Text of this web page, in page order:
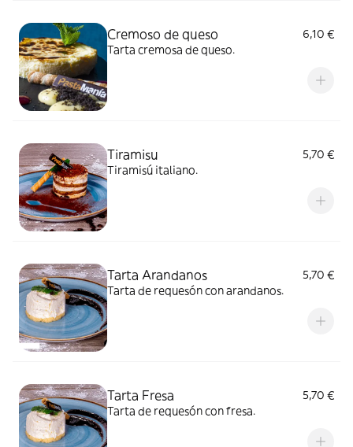
Cremoso de queso
6,10 €
Tarta cremosa de queso.
Tiramisu
5,70 €
Tiramisú italiano.
Tarta Arandanos
5,70 €
Tarta de requesón con arandanos.
Tarta Fresa
5,70 €
Tarta de requesón con fresa.